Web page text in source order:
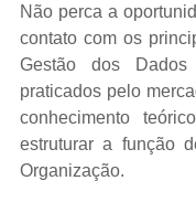
Não perca a
contato com os
Gestão dos Dados
praticados pelo
conhecimento
estruturar a função
Organização.